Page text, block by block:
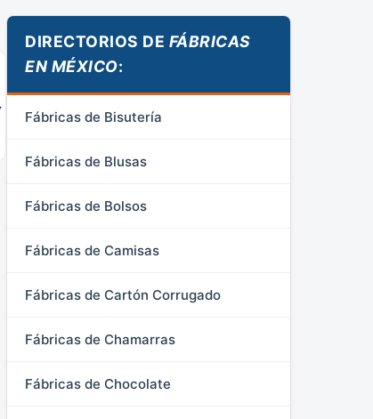
DIRECTORIOS DE FÁBRICAS
EN MÉXICO:
Fábricas de Bisutería
Fábricas de Blusas
Fábricas de Bolsos
Fábricas de Camisas
Fábricas de Cartón Corrugado
Fábricas de Chamarras
Fábricas de Chocolate